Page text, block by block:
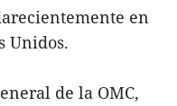
en
Unidos.
de la OMC,